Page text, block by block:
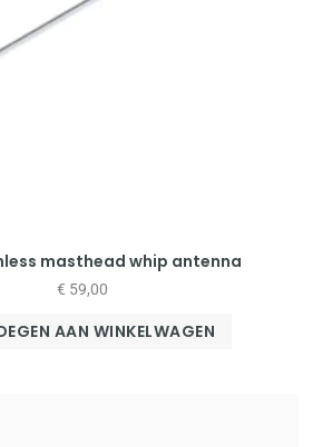
masthead whip antenna
€ 59,00
AAN WINKELWAGEN